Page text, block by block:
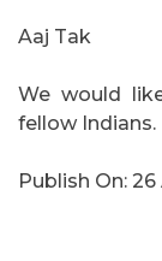
Aaj Tak
We would
fellow Indians.
Publish On: